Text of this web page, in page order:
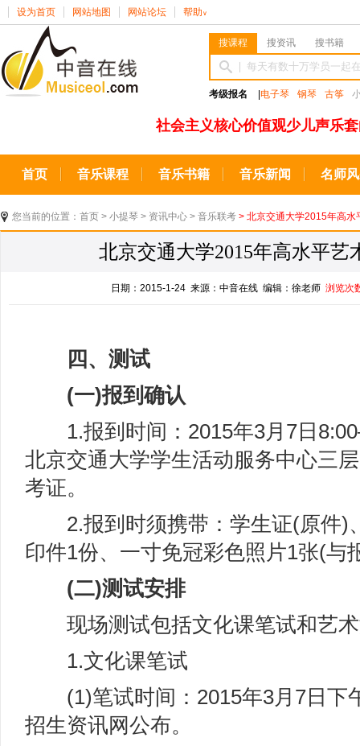
设为首页 网站地图 网站论坛 帮助 ∨
搜课程 搜资讯 搜书籍
考级报名 电子琴 钢琴 古筝
社会主义核心价值观少儿声乐
首页 音乐课程 音乐书籍 音乐新闻 名师
您当前的位置： 首页 > 小提琴 > 资讯中心 > 音乐联考 > 北京交通大学2015年高水
北京交通大学2015年高水平艺
日期：2015-1-24 来源：中音在线 编辑：徐老师浏览次
四、测试
(一)报到确认
1.报到时间：2015年3月7日
北京交通大学学生活动服务中心三
考证。
2.报到时须携带：学生证(原件)
印件1份、一寸免冠彩色照片1张(与
(二)测试安排
现场测试包括文化课笔试和艺术
1.文化课笔试
(1)笔试时间：2015年3月7日下
招生资讯网公布。